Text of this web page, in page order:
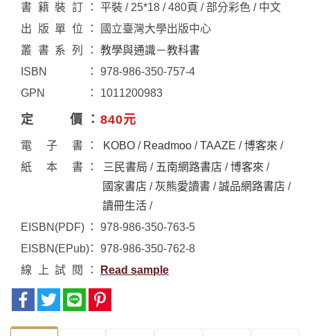
書籍裝訂
平裝 / 25*18 / 480頁 / 部分彩色 / 中文
出版單位
國立臺灣大學出版中心
叢書系列
教學與通識－教科書
ISBN
978-986-350-757-4
GPN
1011200983
定價 840元
電子書 KOBO / Readmoo /TAAZE /博客來 /
紙本書
三民書局 / 五南網路書店 /博客來 /
國家書店 / 灰熊愛讀書 /誠品網路書店 /
讀冊生活 /
EISBN(PDF)
978-986-350-763-5
EISBN(EPub)
978-986-350-762-8
線上試閱
Read sample